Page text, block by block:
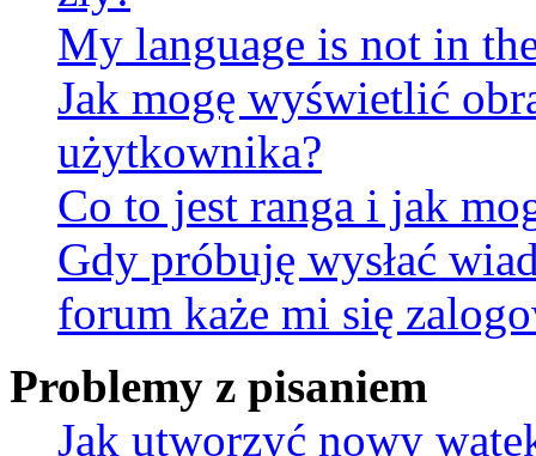
My language is not in
Jak mogę wyświetlić
użytkownika?
Co to jest ranga i jak
Gdy próbuję wysłać
forum każe mi się
Problemy z pisaniem
Jak utworzyć nowy